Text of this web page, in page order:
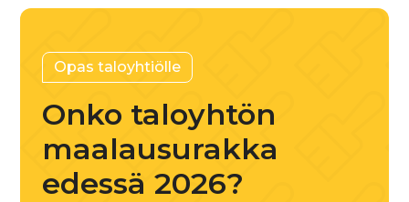
Opas taloyhtiölle
Onko taloyhtön
maalausurakka
edessä 2026?